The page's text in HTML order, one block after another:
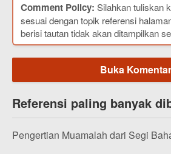
Comment Policy: Silahkan tuliskan
sesuai dengan topik referensi
berisi tautan tidak akan ditampilkan
Buka Komentar
Referensi paling banyak
Pengertian Muamalah dari Segi